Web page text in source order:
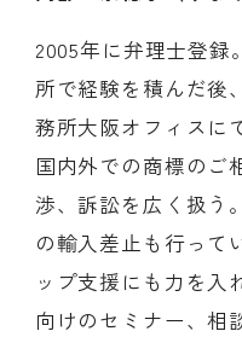
2005年に弁理士登録
所で経験を積んだ後
務所大阪オフィスに
国内外での商標のご
渉、訴訟を広く扱う
の輸入差止も行って
ップ支援にも力を入
向けのセミナー、相